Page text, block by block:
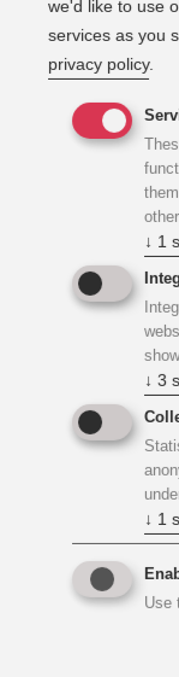
PV-Anlage),
Projektleitung
Building
Die Planung
Modeling (BIM)
Architektur,
wurde. Diese
die gesamte
und zu erweitern.
we'd like to use
services as you
privacy policy.
↓ 1
↓ 3
↓ 1
Use